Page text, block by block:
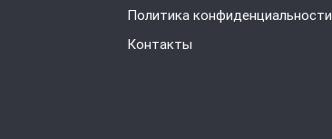
Политика конфиденциальности
Контакты